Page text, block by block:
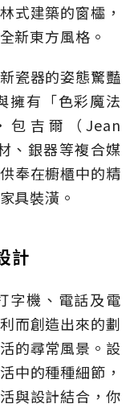
式建築的窗櫺，
新東方風格。
瓷器的姿態驚豔
擁有「色彩魔法
吉爾（Jean
、銀器等複合媒
奉在櫥櫃中的精
具裝潢。
計
字機、電話及電
而創造出來的劃
的尋常風景。設
中的種種細節，
與設計結合，你